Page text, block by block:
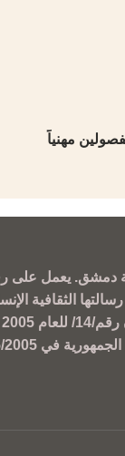
مهنياً
دمشق. يعمل على
الثقافية
في 26/5/2005